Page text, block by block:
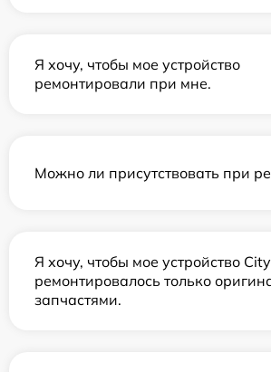
Я хочу, чтобы мое устройство
ремонтировали при мне.
Можно ли присутствовать при
Я хочу, чтобы мое устройство
ремонтировалось только
запчастями.